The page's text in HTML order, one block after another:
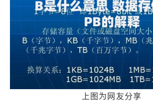
上图为网友分享